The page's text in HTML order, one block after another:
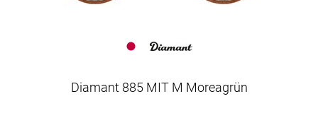
Diamant 885 MIT M Moreagrün